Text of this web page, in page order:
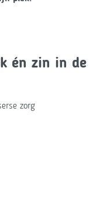
én zin in de
zorg